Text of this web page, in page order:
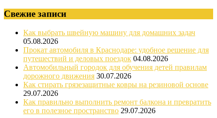
Свежие записи
Как выбрать швейную машину для домашних задач
05.08.2026
Прокат автомобиля в Краснодаре: удобное решение для
путешествий и деловых поездок 04.08.2026
Автомобильный городок для обучения детей правилам
дорожного движения 30.07.2026
Как стирать грязезащитные ковры на резиновой основе
29.07.2026
Как правильно выполнить ремонт балкона и превратить
его в полезное пространство 29.07.2026